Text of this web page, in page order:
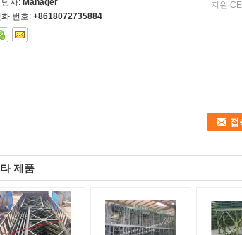
화 번호: +8618072735884
제품